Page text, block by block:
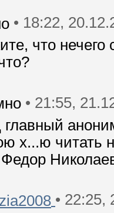
• 18:22,
что
• 21:55,
главный
х...ю читать
Федор
• 22:25,